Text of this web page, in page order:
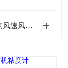
日本Aria tecnica阿立亚 AF401 & AF402 多点风速风量计测系统怎么选？